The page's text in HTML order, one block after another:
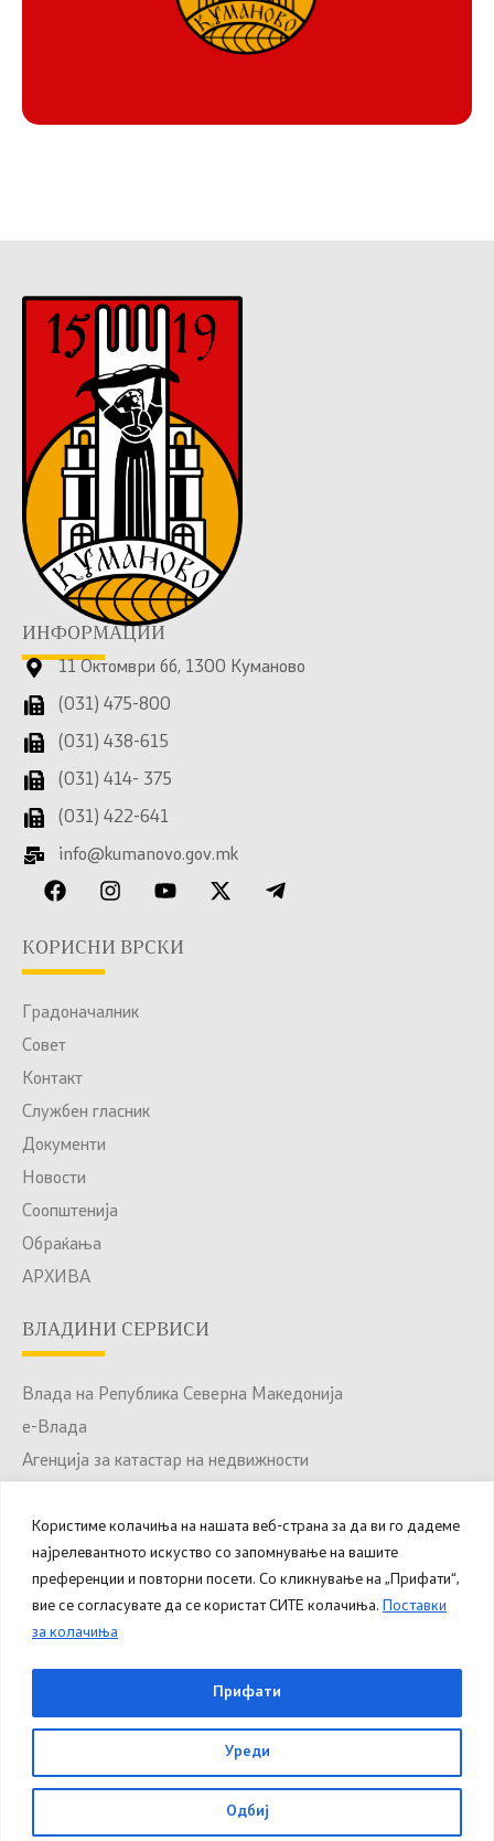
Користиме колачиња на нашата веб-страна за да ви го дадеме
најрелевантното искуство со запомнување на вашите
преференции и повторни посети. Со кликнување на „Прифати“,
вие се согласувате да се користат СИТЕ колачиња. Поставки
за колачиња
Уреди
Одбиј
Прифати
ИНФОРМАЦИИ
11 Октомври бб, 1300 Куманово
(031) 475-800
(031) 438-615
(031) 414- 375
(031) 422-641
info@kumanovo.gov.mk
КОРИСНИ ВРСКИ
Градоначалник
Совет
Контакт
Службен гласник
Документи
Новости
Соопштенија
Обраќања
АРХИВА
ВЛАДИНИ СЕРВИСИ
Влада на Република Северна Македонија
е-Влада
Агенција за катастар на недвижности
Портал за отворени податоци
Национален Портал за е-Услуги
© 2025 – 2026 Општина Куманово. Сите права
Министерство за дигитална
трансформација.